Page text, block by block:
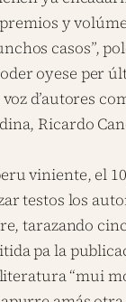
y
casos”,
oyese per
d’autores
Ricardo
viniente, el
testos los
tarazando
pa la
“mui